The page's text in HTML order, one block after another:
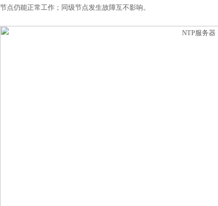
节点仍能正常工作；同级节点发生故障互不影响。